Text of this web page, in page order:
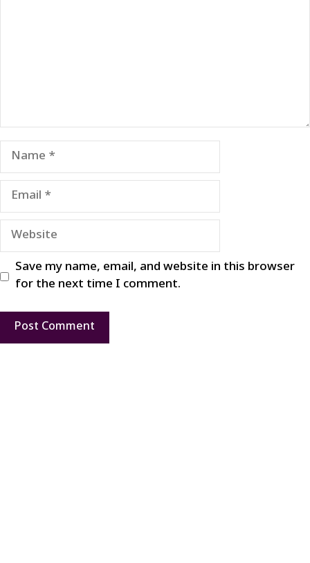
Name
Email
Website
Save my name, email, and website in this browser
for the next time I comment.